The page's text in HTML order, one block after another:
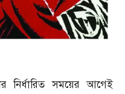
নির্ধারিত সময়ের আগেই